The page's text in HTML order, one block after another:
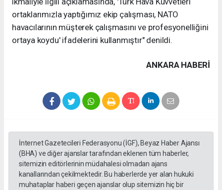
ortaklarımızla yaptığımız ekip çalışması, NATO
havacılarının müşterek çalışmasını ve profesyonelliğini
ortaya koydu' ifadelerini kullanmıştır" denildi.
ANKARA HABERİ
İnternet Gazetecileri Federasyonu (İGF), Beyaz Haber Ajansı
(BHA) ve diğer ajanslar tarafından eklenen tüm haberler,
sitemizin editörlerinin müdahalesi olmadan ajans
kanallarından çekilmektedir. Bu haberlerde yer alan hukuki
muhataplar haberi geçen ajanslar olup sitemizin hiç bir